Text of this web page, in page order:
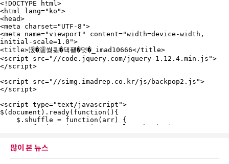
많이 본 뉴스